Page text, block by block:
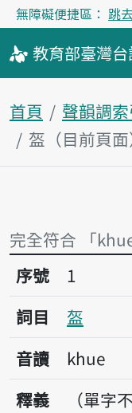
無障礙便捷區： 跳
教育部臺灣
首頁 聲韻調索
盔（目前頁面
完全符合 「
序號1盔
序號
1
詞目
盔
音讀
khue
釋義
（單字